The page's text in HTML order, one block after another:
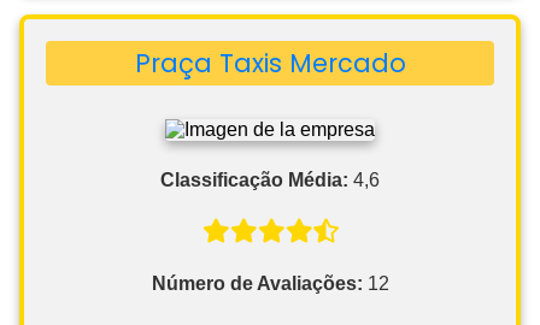
Praça Taxis Mercado
Classificação Média: 4,6
Número de Avaliações: 12